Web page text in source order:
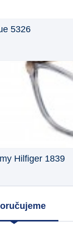
5326
Hilfiger 1839